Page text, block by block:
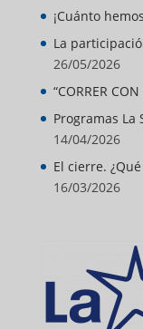
¡Cuánto
La
26/05/2026
“CORRER
Programas La
14/04/2026
El cierre.
16/03/2026